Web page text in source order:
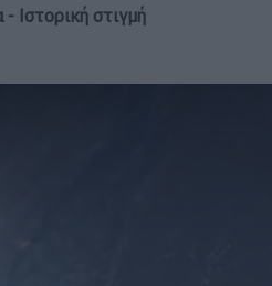
Ιστορική στιγμή